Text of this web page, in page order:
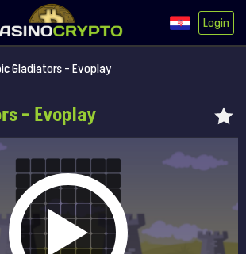
Login
Gladiators – Evoplay
– Evoplay